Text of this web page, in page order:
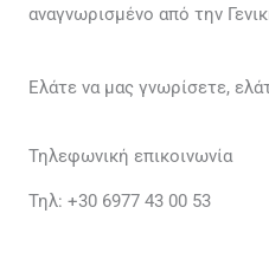
αναγνωρισμένο από την
Ελάτε να μας γνωρίσετε,
Τηλεφωνική επικοινωνία
Τηλ: +30 6977 43 00 53